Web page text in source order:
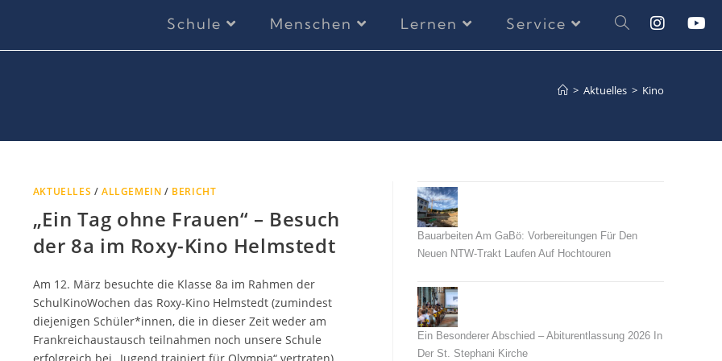
Schule Menschen Lernen Service
> Aktuelles > Kino
AKTUELLES /ALLGEMEIN / BERICHT
„Ein Tag ohne Frauen“ – Besuch
der 8a im Roxy-Kino Helmstedt
Am 12. März besuchte die Klasse 8a im Rahmen der
SchulKinoWochen das Roxy-Kino Helmstedt (zumindest
diejenigen Schüler*innen, die in dieser Zeit weder am
Frankreichaustausch teilnahmen noch unsere Schule
Bauarbeiten Am GaBö: Vorbereitungen Für Den
Neuen NTW-Trakt Laufen Auf Hochtouren
Ein Besonderer Abschied – Abiturentlassung 2026 In
Der St. Stephani Kirche